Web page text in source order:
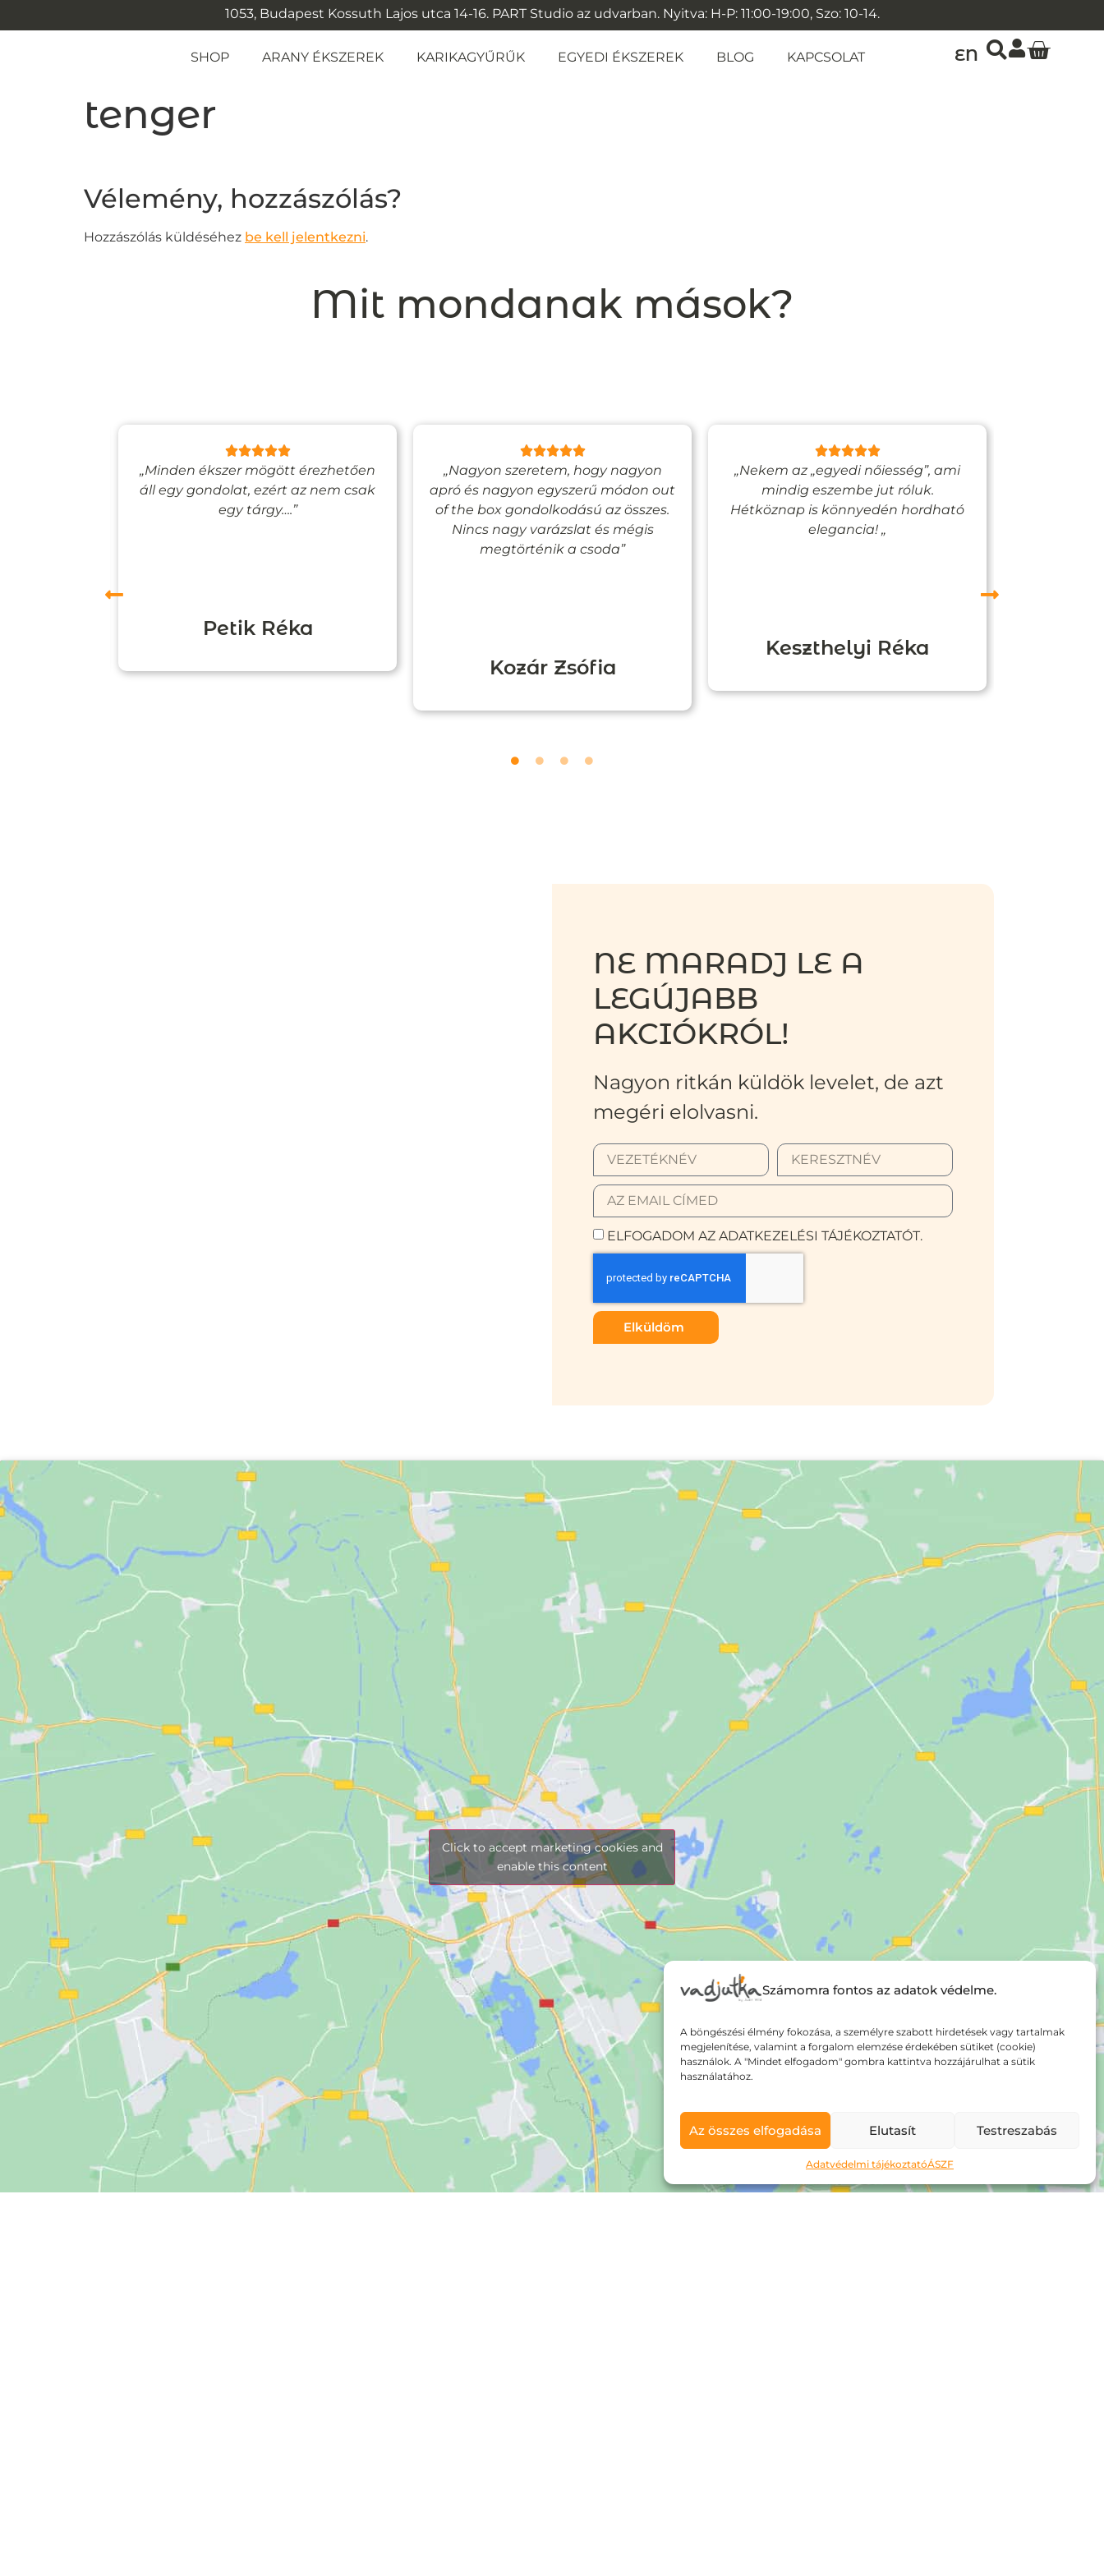
Számomra fontos az adatok védelme.
A böngészési élmény fokozása, a személyre szabott hirdetések vagy tartalmak
megjelenítése, valamint a forgalom elemzése érdekében sütiket (cookie)
használok. A "Mindet elfogadom" gombra kattintva hozzájárulhat a sütik
használatához.
Az összes elfogadása Elutasít Testreszabás
Adatvédelmi tájékoztatóÁSZF
1053, Budapest Kossuth Lajos utca 14-16. PART Studio az udvarban. Nyitva: H-P: 11:00-19:00, Szo: 10-14.
SHOP ARANY ÉKSZEREK KARIKAGYŰRŰK EGYEDI ÉKSZEREK BLOG KAPCSOLAT EN
tenger
Vélemény, hozzászólás?
Hozzászólás küldéséhez be kell jelentkezni.
Mit mondanak mások?
„Minden ékszer mögött érezhetően
áll egy gondolat, ezért az nem csak
egy tárgy….”
Petik Réka
„Nagyon szeretem, hogy nagyon
apró és nagyon egyszerű módon out
of the box gondolkodású az összes.
Nincs nagy varázslat és mégis
megtörténik a csoda”
Kozár Zsófia
„Nekem az „egyedi nőiesség”, ami
mindig eszembe jut róluk.
Hétköznap is könnyedén hordható
elegancia! „
Keszthelyi Réka
NE MARADJ LE A
LEGÚJABB
AKCIÓKRÓL!
Nagyon ritkán küldök levelet, de azt
megéri elolvasni.
ELFOGADOM AZ ADATKEZELÉSI TÁJÉKOZTATÓT.
Elküldöm
Click to accept marketing cookies and
enable this content